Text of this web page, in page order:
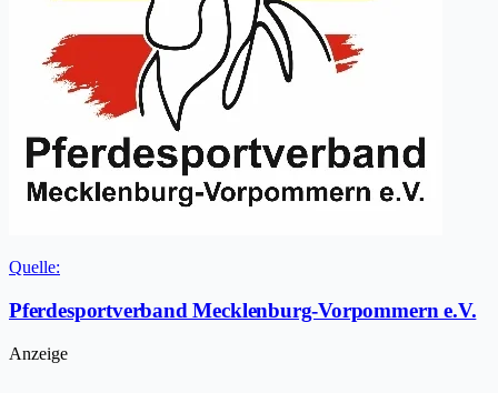
Quelle:
Pferdesportverband Mecklenburg-Vorpommern e.V.
Anzeige